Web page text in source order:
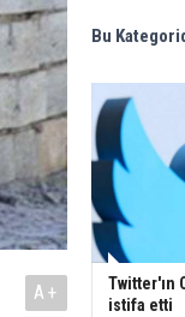
A+
Bu
Twitter'ın
istifa etti